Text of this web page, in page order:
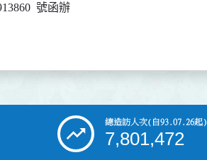
號函辦
總造訪人次(自93.07.26起)
7,801,472